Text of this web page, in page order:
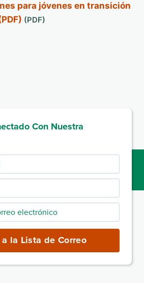
para jóvenes en transición
Con Nuestra
la Lista de Correo